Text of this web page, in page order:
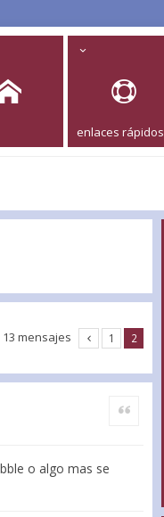
enlaces rápidos
13 mensajes 1 2
Citar
o algo mas se